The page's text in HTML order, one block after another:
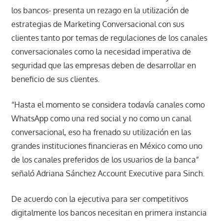
los bancos- presenta un rezago en la utilización de
estrategias de Marketing Conversacional con sus
clientes tanto por temas de regulaciones de los canales
conversacionales como la necesidad imperativa de
seguridad que las empresas deben de desarrollar en
beneficio de sus clientes.
“Hasta el momento se considera todavía canales como
WhatsApp como una red social y no como un canal
conversacional, eso ha frenado su utilización en las
grandes instituciones financieras en México como uno
de los canales preferidos de los usuarios de la banca”
señaló Adriana Sánchez Account Executive para Sinch.
De acuerdo con la ejecutiva para ser competitivos
digitalmente los bancos necesitan en primera instancia